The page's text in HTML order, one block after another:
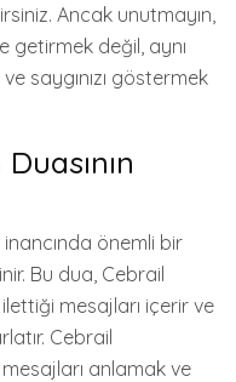
Ancak unutmayın,
getirmek değil, aynı
ve saygınızı göstermek
önemli bir
Bu dua, Cebrail
ilettiği mesajları içerir ve
Cebrail
mesajları anlamak ve